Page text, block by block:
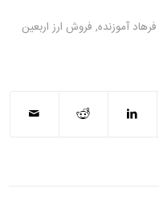
فرهاد آموزنده, فروش ارز اربعین